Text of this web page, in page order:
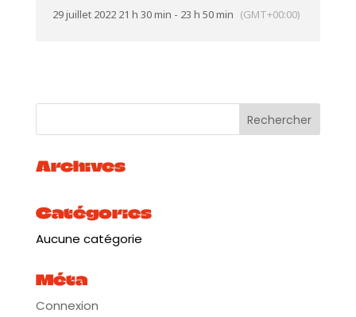
Plus d’infos:https://urlz.fr/iAsc
29 juillet 2022 21 h 30 min - 23 h 50 min (GMT+00:00)
Archives
Catégories
Aucune catégorie
Méta
Connexion